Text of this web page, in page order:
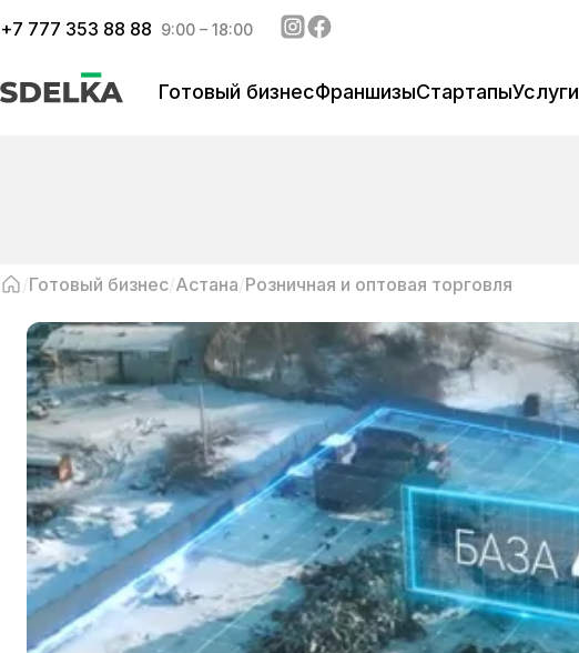
+7 777 353 88 88 9:00 – 18:00
Готовый бизнесФраншизыСтартапыУслуги
Готовый бизнес Астана Розничная и оптовая торговля